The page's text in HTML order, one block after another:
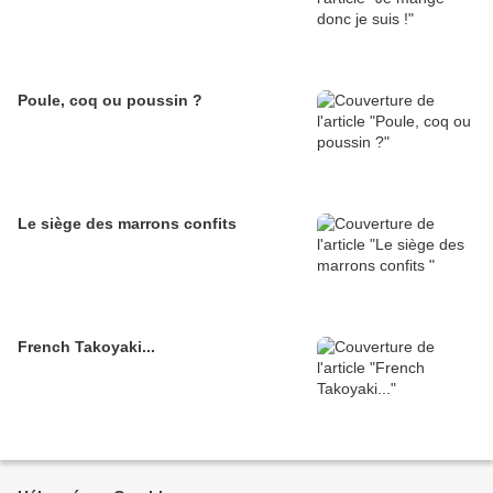
Poule, coq ou poussin ?
Le siège des marrons confits
French Takoyaki...